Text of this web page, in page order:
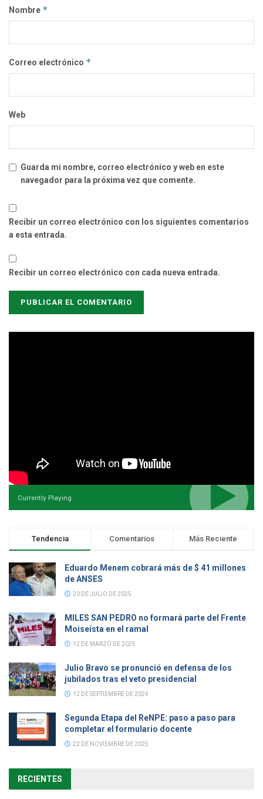
Nombre *
Correo electrónico *
Web
Guarda mi nombre, correo electrónico y web en este
navegador para la próxima vez que comente.
Recibir un correo electrónico con los siguientes comentarios
a esta entrada.
Recibir un correo electrónico con cada nueva entrada.
Currently Playing
Tendencia Comentarios Más Reciente
Eduardo Menem cobrará más de $ 41 millones
de ANSES
20 DE JULIO DE 2025
MILES SAN PEDRO no formará parte del Frente
Moiseísta en el ramal
12 DE MARZO DE 2025
Julio Bravo se pronunció en defensa de los
jubilados tras el veto presidencial
12 DE SEPTIEMBRE DE 2024
Segunda Etapa del ReNPE: paso a paso para
completar el formulario docente
22 DE NOVIEMBRE DE 2025
RECIENTES